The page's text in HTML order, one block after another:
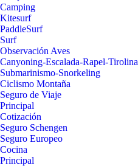
Camping
Kitesurf
PaddleSurf
Surf
Observación Aves
Canyoning-Escalada-Rapel-Tirolina
Submarinismo-Snorkeling
Ciclismo Montaña
Seguro de Viaje
Principal
Cotización
Seguro Schengen
Seguro Europeo
Cocina
Principal